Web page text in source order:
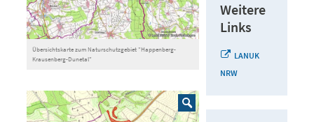
Übersichtskarte zum Naturschutzgebiet "Happenberg-
Krausenberg-Dunetal"
Weitere
Links
LANUK
NRW